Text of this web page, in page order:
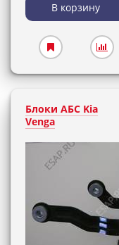
В корзину
Блоки АБС Kia
Venga